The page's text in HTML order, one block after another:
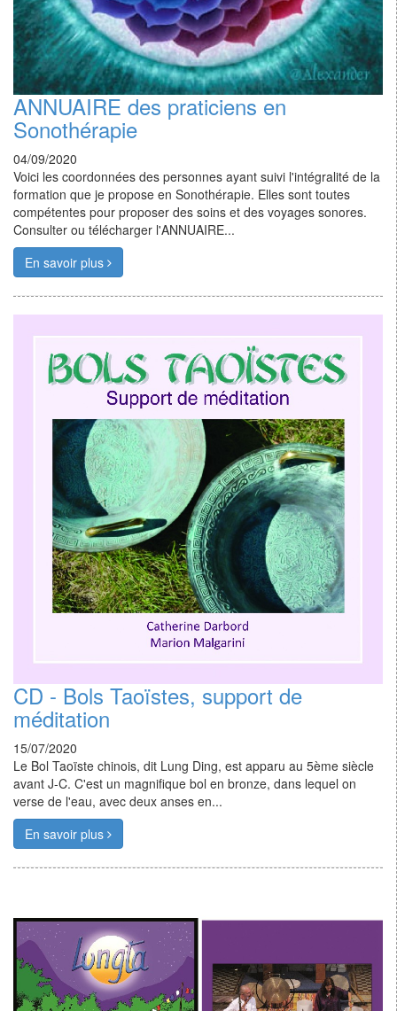
ANNUAIRE des praticiens en
Sonothérapie
04/09/2020
Voici les coordonnées des personnes ayant suivi l'intégralité de la
formation que je propose en Sonothérapie. Elles sont toutes
compétentes pour proposer des soins et des voyages sonores.
Consulter ou télécharger l'ANNUAIRE...
En savoir plus
CD - Bols Taoïstes, support de
méditation
15/07/2020
Le Bol Taoïste chinois, dit Lung Ding, est apparu au 5ème siècle
avant J-C. C'est un magnifique bol en bronze, dans lequel on
verse de l'eau, avec deux anses en...
En savoir plus